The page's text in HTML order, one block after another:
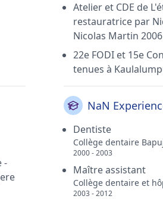
Atelier et CDE de
restauratrice par
Nicolas Martin 2006
22e FODI et 15e
tenues à
-
NaN
Dentiste
Collège dentaire
2000 - 2003
Maître assistant
Collège dentaire et
2003 - 2012